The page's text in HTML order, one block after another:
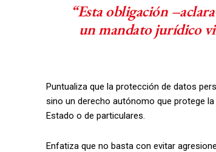
“Esta obligación
un mandato jurídico
Puntualiza que la protección de datos
sino un derecho autónomo que protege
Estado o de particulares.
Enfatiza que no basta con evitar